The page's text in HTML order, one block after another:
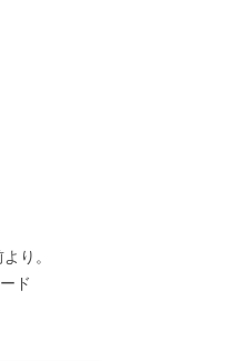
り。
ド